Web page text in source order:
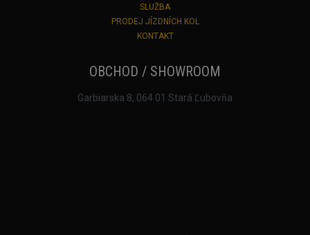
SLUŽBA
PRODEJ JÍZDNÍCH KOL
KONTAKT
OBCHOD / SHOWROOM
Garbiarska 8, 064 01 Stará Ľubovňa